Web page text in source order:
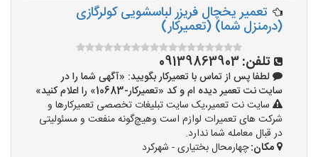
تعمیر یخچال فریزر لباسشویی کولرگازی
(درمنزل شما) (تعمیرکار)
تلفن:09139863903
لطفا پس از تماس با تعمیرکار بگویید: «آگهی شما را در
سایت نت تعمیر دیده ام و کد «تعمیرکار-10683» را اعلام کنید»
سایت نت تعمیر،یک سایت تبلیغات تخصصی تعمیرکارها و
شرکت های تعمیرات لوازم است وهیچ‌گونه منفعت و مسئولیتی
در قبال معامله شما ندارد.
مکان:چهارمحال بختیاری - شهرکرد